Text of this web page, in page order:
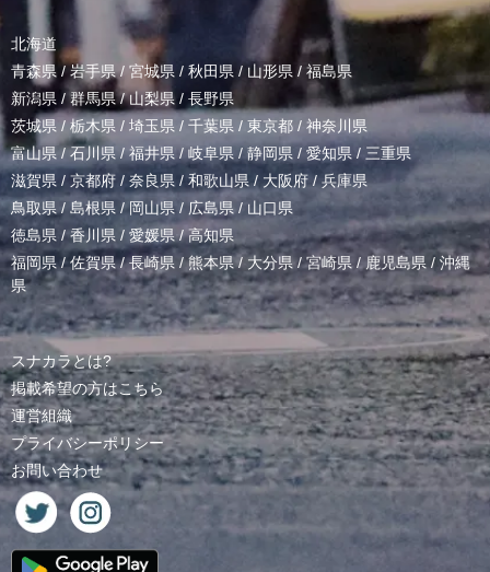
北海道
青森県 / 岩手県/ 宮城県 / 秋田県 / 山形県/ 福島県
新潟県 /群馬県/山梨県 / 長野県
茨城県 / 栃木県 / 埼玉県 / 千葉県 / 東京都 / 神奈川県
富山県 /石川県/福井県/岐阜県 / 静岡県 / 愛知県 / 三重県
滋賀県 / 京都府 / 奈良県 / 和歌山県/ 大阪府 /兵庫県
鳥取県/ 島根県 /岡山県/ 広島県 / 山口県
徳島県 /香川県 / 愛媛県/高知県
福岡県/佐賀県/長崎県 /熊本県/ 大分県/宮崎県 /鹿児島県 / 沖縄
県
スナカラとは?
掲載希望の方はこちら
運営組織
プライバシーポリシー
お問い合わせ